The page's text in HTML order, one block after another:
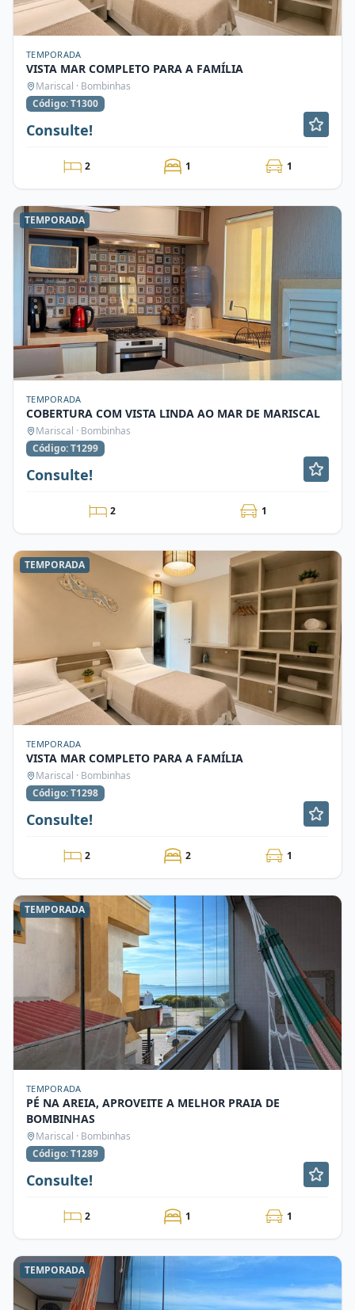
TEMPORADA
VISTA MAR COMPLETO PARA A FAMÍLIA
Mariscal · Bombinhas
Código: T1300
Consulte!
2 1 1
TEMPORADA
TEMPORADA
COBERTURA COM VISTA LINDA AO MAR DE MARISCAL
Mariscal · Bombinhas
Código: T1299
Consulte!
2 1
TEMPORADA
TEMPORADA
VISTA MAR COMPLETO PARA A FAMÍLIA
Mariscal · Bombinhas
Código: T1298
Consulte!
2 2 1
TEMPORADA
TEMPORADA
PÉ NA AREIA, APROVEITE A MELHOR PRAIA DE
BOMBINHAS
Mariscal · Bombinhas
Código: T1289
Consulte!
2 1 1
TEMPORADA